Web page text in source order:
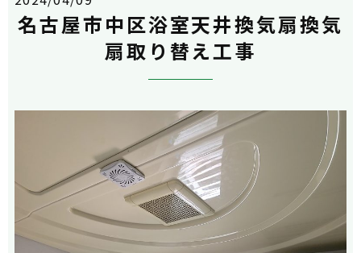
名古屋市中区浴室天井換気扇換気
扇取り替え工事